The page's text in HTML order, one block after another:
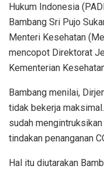
Hukum Indonesia
Bambang Sri Pujo
Menteri Kesehatan
mencopot Direktorat
Kementerian
Bambang menilai,
tidak bekerja
sudah
tindakan penanganan
Hal itu diutarakan